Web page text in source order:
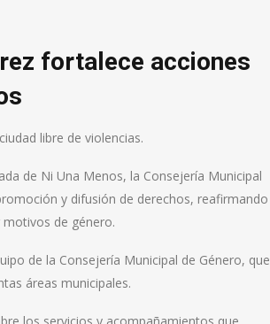
fortalece acciones
libre de violencias.
de Ni Una Menos, la Consejería Municipal
y difusión de derechos, reafirmando
de género.
de la Consejería Municipal de Género, que
áreas municipales.